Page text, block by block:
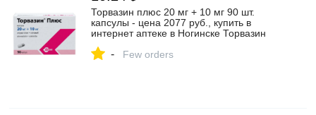
Торвазин плюс 20 мг + 10 мг 90 шт.
капсулы - цена 2077 руб., купить в
интернет аптеке в Ногинске Торвазин
инструкция по применению
- Few orders